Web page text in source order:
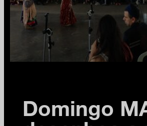
Domingo